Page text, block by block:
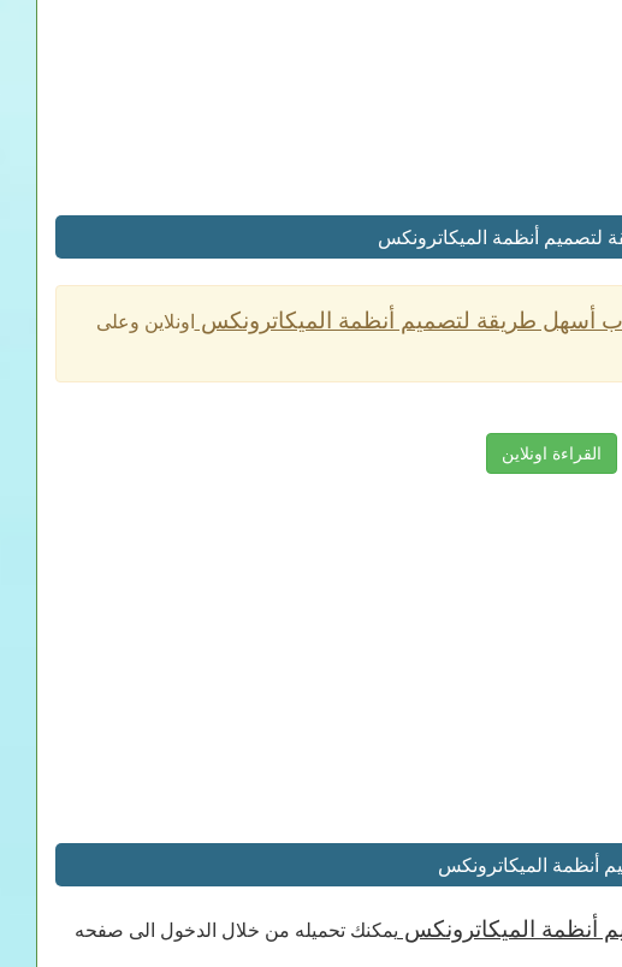
اونلاين وعلى
القراءة اونلاين
يمكنك تحميله من خلال الدخول الى صفحه